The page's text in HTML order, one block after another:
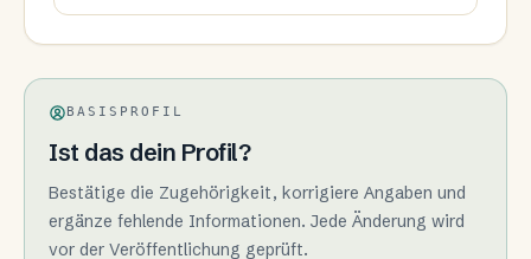
BASISPROFIL
Ist das dein Profil?
Bestätige die Zugehörigkeit, korrigiere Angaben und
ergänze fehlende Informationen. Jede Änderung wird
vor der Veröffentlichung geprüft.